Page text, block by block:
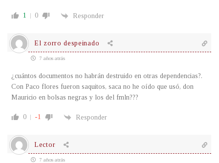
1 0 Responder
El zorro despeinado
7 años atrás
¿cuántos documentos no habrán destruido en otras dependencias?.
Con Paco flores fueron saquitos, saca no he oído que usó, don
Mauricio en bolsas negras y los del fmln???
0 -1 Responder
Lector
7 años atrás